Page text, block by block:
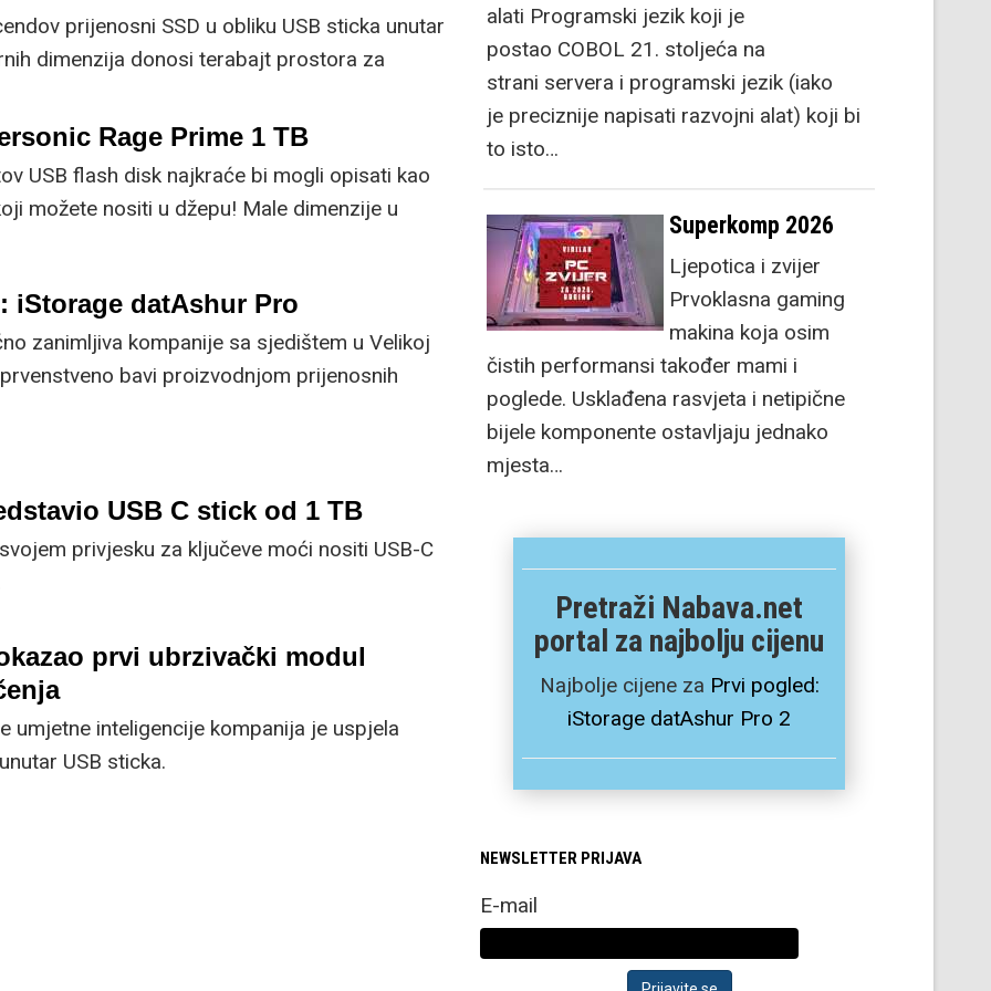
prijenosni SSD u obliku USB sticka unutar
dimenzija donosi terabajt prostora za
čini jednim od najbržih USB flash diskova
Rage Prime 1 TB
USB flash disk najkraće bi mogli opisati kao
možete nositi u džepu! Male dimenzije u
iStorage datAshur Pro
zanimljiva kompanije sa sjedištem u Velikoj
bavi proizvodnjom prijenosnih
enkripcijom podataka u realnom
zaštitu podataka, čak i ako je uređaj
USB C stick od 1 TB
privjesku za ključeve moći nositi USB-C
prvi ubrzivački modul
umjetne inteligencije kompanija je uspjela
USB sticka.
alati Programski jezik koji je
postao COBOL 21. stoljeća na
strani servera i programski jezik (iako
je preciznije napisati razvojni alat) koji bi
to isto…
Superkomp 2026
Ljepotica i zvijer
Prvoklasna gaming
makina koja osim
čistih performansi također mami i
poglede. Usklađena rasvjeta i netipične
bijele komponente ostavljaju jednako
mjesta…
Pretraži Nabava.net
portal za najbolju cijenu
Najbolje cijene za Prvi pogled:
iStorage datAshur Pro 2
NEWSLETTER PRIJAVA
E-mail